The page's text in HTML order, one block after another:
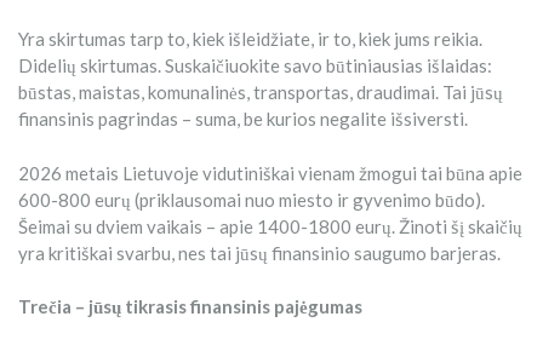
Yra skirtumas tarp to, kiek išleidžiate, ir to, kiek jums reikia.
Didelių skirtumas. Suskaičiuokite savo būtiniausias išlaidas:
būstas, maistas, komunalinės, transportas, draudimai. Tai jūsų
finansinis pagrindas – suma, be kurios negalite išsiversti.
2026 metais Lietuvoje vidutiniškai vienam žmogui tai būna apie
600-800 eurų (priklausomai nuo miesto ir gyvenimo būdo).
Šeimai su dviem vaikais – apie 1400-1800 eurų. Žinoti šį skaičių
yra kritiškai svarbu, nes tai jūsų finansinio saugumo barjeras.
Trečia – jūsų tikrasis finansinis pajėgumas